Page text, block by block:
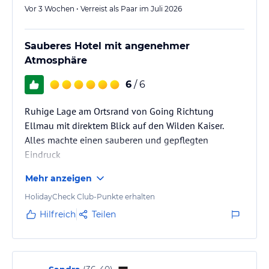
Vor 3 Wochen • Verreist als Paar im Juli 2026
Sauberes Hotel mit angenehmer
Atmosphäre
6 / 6
Ruhige Lage am Ortsrand von Going Richtung
Ellmau mit direktem Blick auf den Wilden Kaiser.
Alles machte einen sauberen und gepflegten
Eindruck
Mehr anzeigen
HolidayCheck Club-Punkte erhalten
Hilfreich Teilen